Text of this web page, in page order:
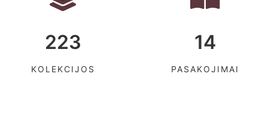
223
KOLEKCIJOS
14
PASAKOJIMAI